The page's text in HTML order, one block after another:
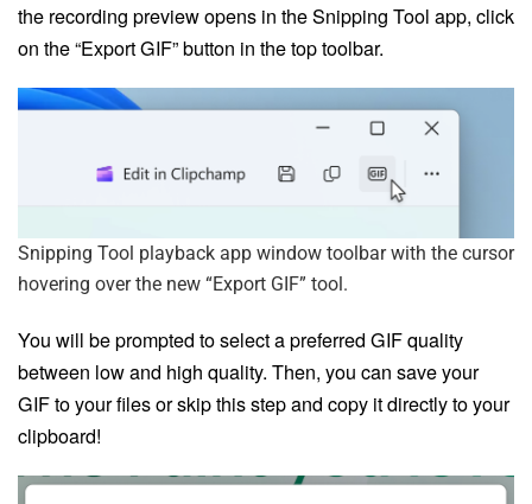
the recording preview opens in the Snipping Tool app, click
on the “Export GIF” button in the top toolbar.
Snipping Tool playback app window toolbar with the cursor
hovering over the new “Export GIF” tool.
You will be prompted to select a preferred GIF quality
between low and high quality. Then, you can save your
GIF to your files or skip this step and copy it directly to your
clipboard!